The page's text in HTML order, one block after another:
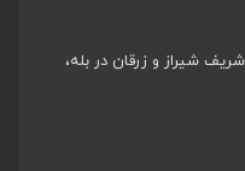
شریف شیراز و زرقان در بله،